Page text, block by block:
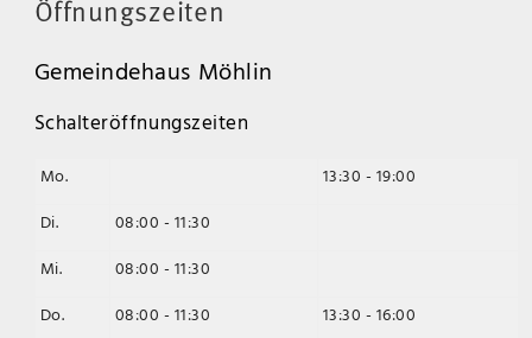
Öffnungszeiten
Gemeindehaus Möhlin
Schalteröffnungszeiten
Mo.
13:30 - 19:00
Di.
08:00 - 11:30
Mi.
08:00 - 11:30
Do.
08:00 - 11:30
13:30 - 16:00